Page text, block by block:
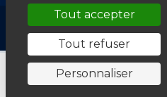
Mentions légales•CGV•Plan du site•
Tout accepter
Tout refuser
Personnaliser